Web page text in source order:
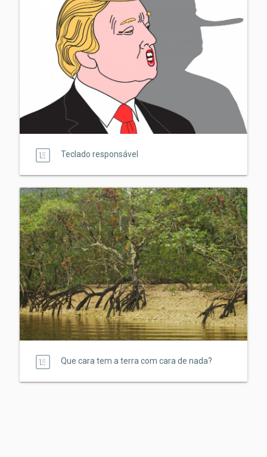
Teclado responsável
Que cara tem a terra com cara de nada?